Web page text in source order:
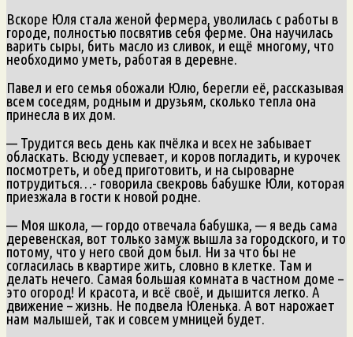
Вскоре Юля стала женой фермера, уволилась с работы в
городе, полностью посвятив себя ферме. Она научилась
варить сыры, бить масло из сливок, и ещё многому, что
необходимо уметь, работая в деревне.
Павел и его семья обожали Юлю, берегли её, рассказывая
всем соседям, родным и друзьям, сколько тепла она
принесла в их дом.
— Трудится весь день как пчёлка и всех не забывает
обласкать. Всюду успевает, и коров погладить, и курочек
посмотреть, и обед приготовить, и на сыроварне
потрудиться…- говорила свекровь бабушке Юли, которая
приезжала в гости к новой родне.
— Моя школа, — гордо отвечала бабушка, — я ведь сама
деревенская, вот только замуж вышла за городского, и то
потому, что у него свой дом был. Ни за что бы не
согласилась в квартире жить, словно в клетке. Там и
делать нечего. Самая большая комната в частном доме –
это огород! И красота, и всё своё, и дышится легко. А
движение – жизнь. Не подвела Юленька. А вот нарожает
нам малышей, так и совсем умницей будет.